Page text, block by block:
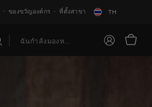
ของขวัญองค์กร ที่ตั้งสาขา TH